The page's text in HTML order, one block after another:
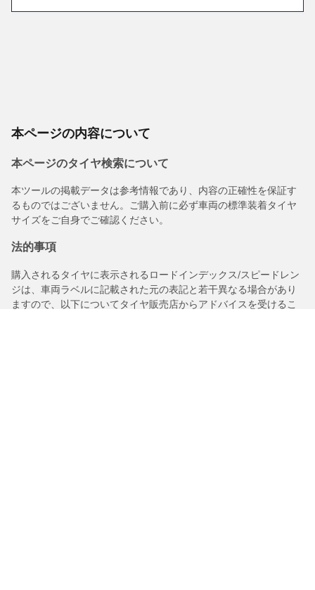
本ページの内容について
本ページのタイヤ検索について
本ツールの掲載データは参考情報であり、内容の正確性を保証す
るものではございません。ご購入前に必ず車両の標準装着タイヤ
サイズをご自身でご確認ください。
法的事項
購入されるタイヤに表示されるロードインデックス/スピードレン
ジは、車両ラベルに記載された元の表記と若干異なる場合があり
ますので、以下についてタイヤ販売店からアドバイスを受けるこ